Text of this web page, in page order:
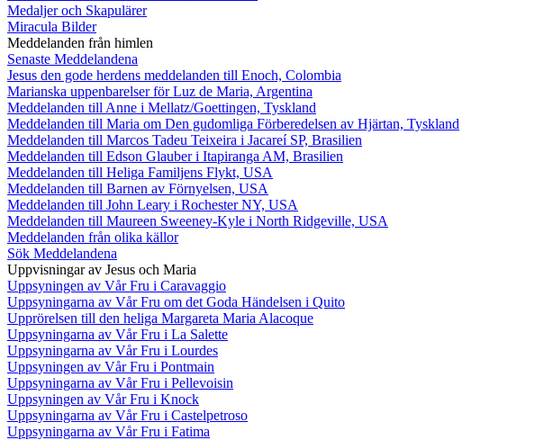
Medaljer och Skapulärer
Miracula Bilder
Meddelanden från himlen
Senaste Meddelandena
Jesus den gode herdens meddelanden till Enoch, Colombia
Marianska uppenbarelser för Luz de Maria, Argentina
Meddelanden till Anne i Mellatz/Goettingen, Tyskland
Meddelanden till Maria om Den gudomliga Förberedelsen av Hjärtan, Tyskland
Meddelanden till Marcos Tadeu Teixeira i Jacareí SP, Brasilien
Meddelanden till Edson Glauber i Itapiranga AM, Brasilien
Meddelanden till Heliga Familjens Flykt, USA
Meddelanden till Barnen av Förnyelsen, USA
Meddelanden till John Leary i Rochester NY, USA
Meddelanden till Maureen Sweeney-Kyle i North Ridgeville, USA
Meddelanden från olika källor
Sök Meddelandena
Uppvisningar av Jesus och Maria
Uppsyningen av Vår Fru i Caravaggio
Uppsyningarna av Vår Fru om det Goda Händelsen i Quito
Upprörelsen till den heliga Margareta Maria Alacoque
Uppsyningarna av Vår Fru i La Salette
Uppsyningarna av Vår Fru i Lourdes
Uppsyningen av Vår Fru i Pontmain
Uppsyningarna av Vår Fru i Pellevoisin
Uppsyningen av Vår Fru i Knock
Uppsyningarna av Vår Fru i Castelpetroso
Uppsyningarna av Vår Fru i Fatima